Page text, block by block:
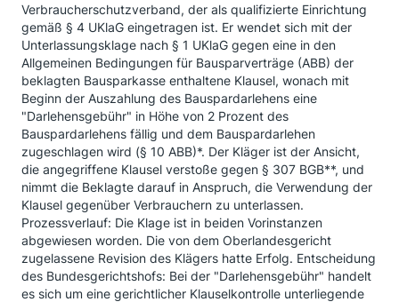
Verbraucherschutzverband, der als qualifizierte Einrichtung
gemäß § 4 UKlaG eingetragen ist. Er wendet sich mit der
Unterlassungsklage nach § 1 UKlaG gegen eine in den
Allgemeinen Bedingungen für Bausparverträge (ABB) der
beklagten Bausparkasse enthaltene Klausel, wonach mit
Beginn der Auszahlung des Bauspardarlehens eine
"Darlehensgebühr" in Höhe von 2 Prozent des
Bauspardarlehens fällig und dem Bauspardarlehen
zugeschlagen wird (§ 10 ABB)*. Der Kläger ist der Ansicht,
die angegriffene Klausel verstoße gegen § 307 BGB**, und
nimmt die Beklagte darauf in Anspruch, die Verwendung der
Klausel gegenüber Verbrauchern zu unterlassen.
Prozessverlauf: Die Klage ist in beiden Vorinstanzen
abgewiesen worden. Die von dem Oberlandesgericht
zugelassene Revision des Klägers hatte Erfolg. Entscheidung
des Bundesgerichtshofs: Bei der "Darlehensgebühr" handelt
es sich um eine gerichtlicher Klauselkontrolle unterliegende